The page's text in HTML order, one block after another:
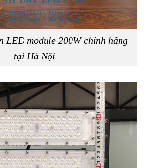
LED module 200W chính hãng
tại Hà Nội